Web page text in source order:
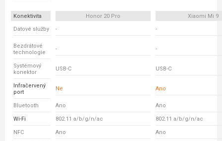
Konektivita Honor 20 Pro
Xiaomi Mi 9
Datové služby
- -
Bezdrátové
technologie
- -
Systémový
konektor
USB-C USB-C
Infračervený
port
Ne Ano
Bluetooth Ano Ano
Wi-Fi 802.11 a/b/g/n/ac 802.11 a/b/g/n/ac
NFC Ano Ano